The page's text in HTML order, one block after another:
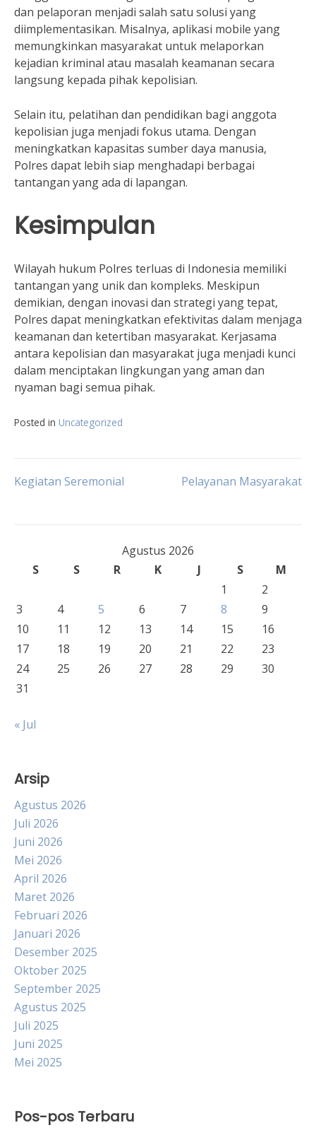
dan pelaporan menjadi salah satu solusi yang
diimplementasikan. Misalnya, aplikasi mobile yang
memungkinkan masyarakat untuk melaporkan
kejadian kriminal atau masalah keamanan secara
langsung kepada pihak kepolisian.
Selain itu, pelatihan dan pendidikan bagi anggota
kepolisian juga menjadi fokus utama. Dengan
meningkatkan kapasitas sumber daya manusia,
Polres dapat lebih siap menghadapi berbagai
tantangan yang ada di lapangan.
Kesimpulan
Wilayah hukum Polres terluas di Indonesia memiliki
tantangan yang unik dan kompleks. Meskipun
demikian, dengan inovasi dan strategi yang tepat,
Polres dapat meningkatkan efektivitas dalam menjaga
keamanan dan ketertiban masyarakat. Kerjasama
antara kepolisian dan masyarakat juga menjadi kunci
dalam menciptakan lingkungan yang aman dan
nyaman bagi semua pihak.
Posted in Uncategorized
Navigasi
Kegiatan Seremonial Pelayanan Masyarakat
Agustus 2026
S
S R K J S
M
1
2
3
4 5 6 7 8
9
10
11 12 13 14 15
16
17
18 19 20 21 22
23
24
25 26 27 28 29
30
31
« Jul
Arsip
Agustus 2026
Juli 2026
Juni 2026
Mei 2026
April 2026
Maret 2026
Februari 2026
Januari 2026
Desember 2025
Oktober 2025
September 2025
Agustus 2025
Juli 2025
Juni 2025
Mei 2025
Pos-pos Terbaru